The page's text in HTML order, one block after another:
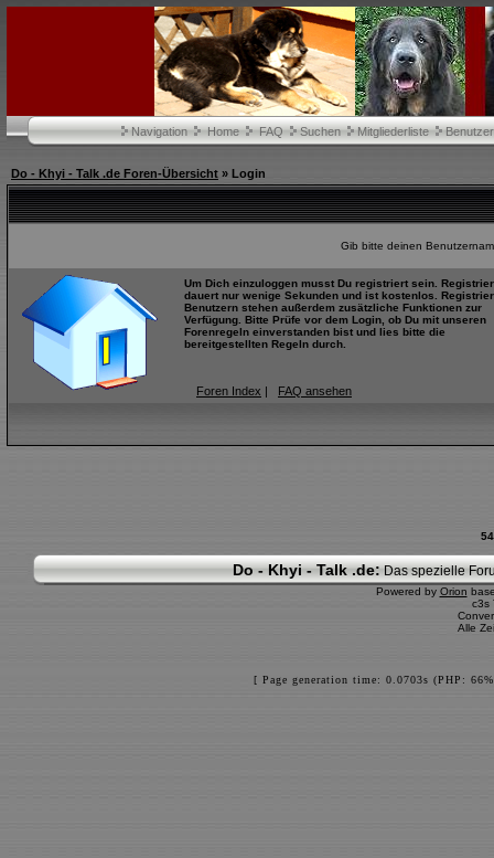
Navigation Home FAQ Suchen Mitgliederliste
Do - Khyi - Talk .de Foren-Übersicht » Login
Gib bitte deinen
Um Dich einzuloggen musst Du registriert sein.
dauert nur wenige Sekunden und ist kostenlos.
Benutzern stehen außerdem zusätzliche Funktionen zur
Verfügung. Bitte Prüfe vor dem Login, ob Du mit unseren
Forenregeln einverstanden bist und lies bitte die
bereitgestellten Regeln durch.
Foren Index | FAQ ansehen
Do - Khyi - Talk .de: Das spezielle
Powered by Orion
c3s
Alle
[ Page generation time: 0.0703s (PHP: